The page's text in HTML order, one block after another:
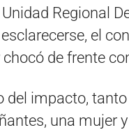
Regional
el
chocó de frente
del impacto,
una mujer